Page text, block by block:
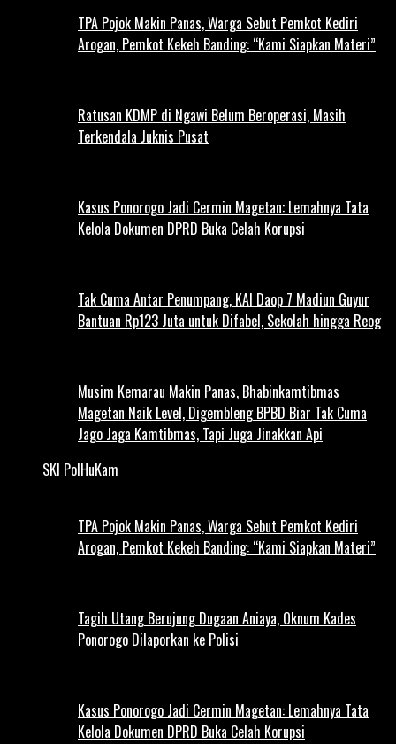
TPA Pojok Makin Panas, Warga Sebut Pemkot Kediri
Arogan, Pemkot Kekeh Banding: “Kami Siapkan Materi”
Ratusan KDMP di Ngawi Belum Beroperasi, Masih
Terkendala Juknis Pusat
Kasus Ponorogo Jadi Cermin Magetan: Lemahnya Tata
Kelola Dokumen DPRD Buka Celah Korupsi
Tak Cuma Antar Penumpang, KAI Daop 7 Madiun Guyur
Bantuan Rp123 Juta untuk Difabel, Sekolah hingga Reog
Musim Kemarau Makin Panas, Bhabinkamtibmas
Magetan Naik Level, Digembleng BPBD Biar Tak Cuma
Jago Jaga Kamtibmas, Tapi Juga Jinakkan Api
SKI PolHuKam
TPA Pojok Makin Panas, Warga Sebut Pemkot Kediri
Arogan, Pemkot Kekeh Banding: “Kami Siapkan Materi”
Tagih Utang Berujung Dugaan Aniaya, Oknum Kades
Ponorogo Dilaporkan ke Polisi
Kasus Ponorogo Jadi Cermin Magetan: Lemahnya Tata
Kelola Dokumen DPRD Buka Celah Korupsi